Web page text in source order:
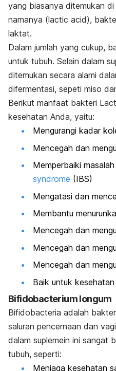
yang biasanya ditemukan di
namanya (lactic acid),
laktat.
Dalam jumlah yang cukup,
untuk tubuh. Selain dalam
ditemukan secara alami
difermentasi, sepeti miso
Berikut manfaat bakteri
kesehatan Anda, yaitu:
Mengurangi kadar
Mencegah dan
Memperbaiki
syndrome (IBS)
Mengatasi dan
Membantu
Mencegah dan
Mencegah dan
Mencegah dan
Baik untuk kesehatan
Bifidobacterium longum
Bifidobacteria adalah
saluran pencernaan dan
dalam suplemein ini sangat
tubuh, seperti:
Menjaga kesehatan